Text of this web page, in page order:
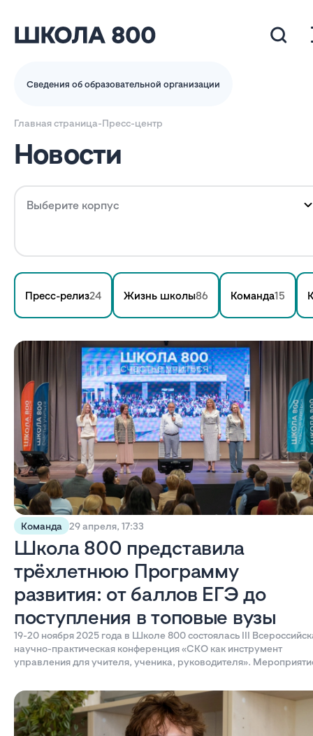
Сведения об образовательной организации
Главная страница-Пресс-центр
Новости
Выберите корпус
Пресс-релиз24 Жизнь школы86 Команда15
Команда 29 апреля, 17:33
Школа 800 представила
трёхлетнюю Программу
развития: от баллов ЕГЭ до
поступления в топовые вузы
19-20 ноября 2025 года в Школе 800 состоялась III
научно-практическая конференция «СКО как инструмент
управления для учителя, ученика, руководителя».
образования «ТОЧКА ПСИ» (Москва) и Школой 800 при
поддержке министерства образования и науки Нижегородской
области.